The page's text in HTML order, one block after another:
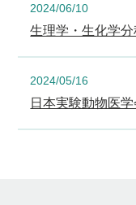
2024/06/10
生理学・生化学
2024/05/16
日本実験動物医